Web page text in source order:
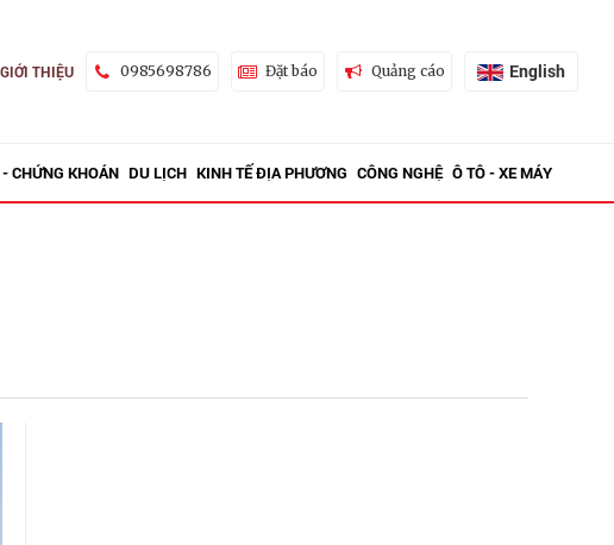
GIỚI THIỆU 0985698786 Đặt báo Quảng cáo English
CHỨNG KHOÁN DU LỊCH KINH TẾ ĐỊA PHƯƠNG CÔNG NGHỆ Ô TÔ - XE MÁY